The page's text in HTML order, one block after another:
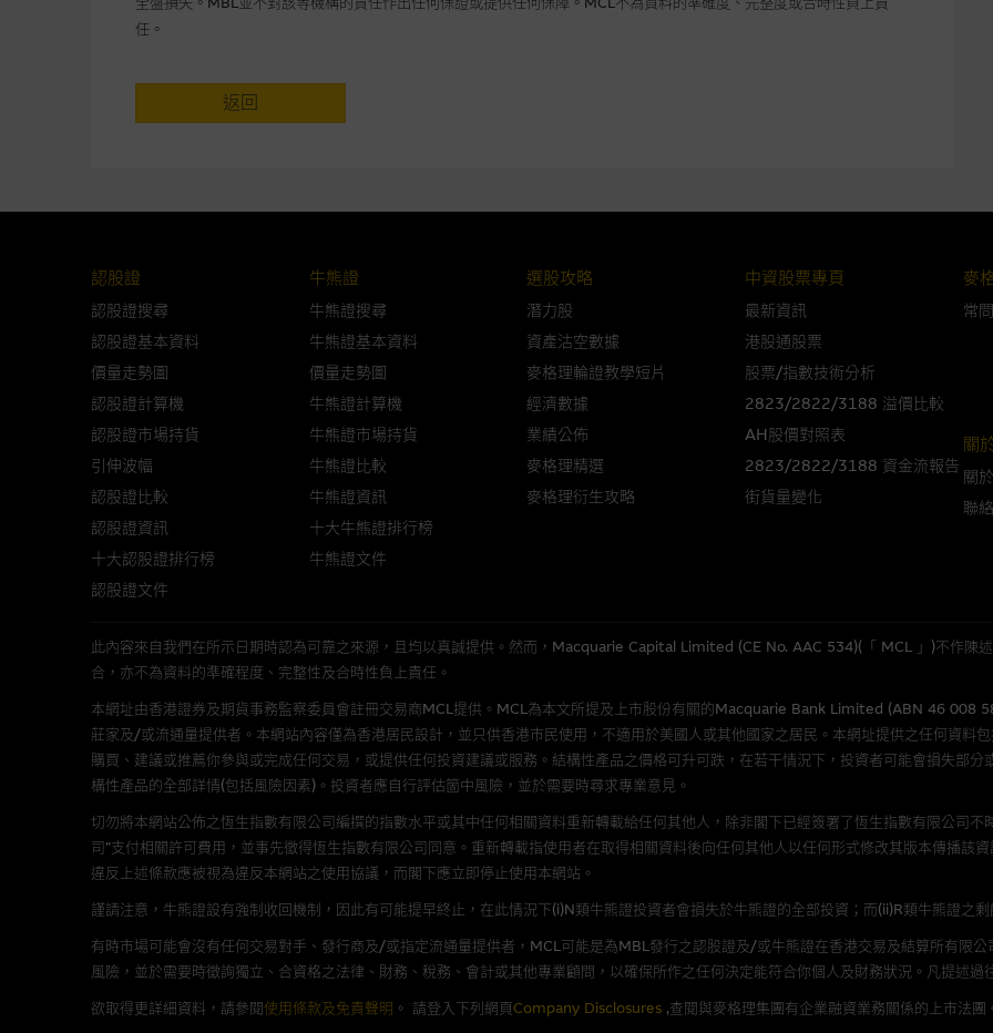
任。
返回
結構性產品並無抵押品，如發行人無力償債或違約，投資者可能無法收回部份或全部應收款項。結構性產品價
損失全部投資；而(ii)R類牛熊證之剩餘價值則可能為零。
本網站或載有連接非由麥格理集團管理的網站的連結。此等連結純為方便閣下取得更多關於市場上相關產品及
議閣下自行向本網站述及或連接的第三者查詢。此外，載有第三者網站的連結，不應視為該第三者推介本網站。
本網站雖連接第三者管理的網站，但麥格理集團並非授權網站瀏覽者複製此等網站的任何內容，因該等內容可
經由本網站接觸到的軟件應用
在法律容許的所有範圍內，麥格理集團概不承擔經由本網站使用或下載任何軟件(不論是否屬於第三者)而引起
不作任何聲明，也不提供任何保證，特別是在法律容許的所有範圍內，概不負責經由本網站使用或下載任何軟
病毒或任何其他後果所導致的任何損失(包括但不限於數據遺失、業務運作受干擾及盈利虧損)。
就有關MBL每次發行之認股證及/或牛熊證而言，認股證及/或牛熊證之條款及條件以及發行商的財務與其他資
補充上市文件內。該等文件之英文版及中譯版見於本網站。
版權及商標
麥格理集團為本網站內容的版權持有人或獲准使用者。除非瀏覽內容所需或為法律容許，閣下在獲得麥格理集
編、上載、連結、組幀、廣播、發放或以任何其他形式傳遞本網站的內容。
認股證
認股證搜尋
認股證基本資料
價量走勢圖
認股證計算機
認股證市場持貨
引伸波幅
認股證比較
認股證資訊
十大認股證排行榜
認股證文件
牛熊證
牛熊證搜尋
牛熊證基本資料
價量走勢圖
牛熊證計算機
牛熊證市場持貨
牛熊證比較
牛熊證資訊
十大牛熊證排行榜
牛熊證文件
選股攻略
潛力股
資產沽空數據
麥格理輪證教學短片
經濟數據
業績公佈
麥格理精選
麥格理衍生攻略
中資股票專頁
最新資訊
港股通股票
股票/指數技術分析
2823/2822/3188 溢價比較
AH股價對照表
2823/2822/3188 資金流報告
街貨量變化
麥
常
關
關
聯
此內容來自我們在所示日期時認為可靠之來源，且均以真誠提供。然而，Macquarie Capital Limited (CE No. AAC 534)(「 MCL 」)不作陳
合，亦不為資料的準確程度、完整性及合時性負上責任。
本網址由香港證券及期貨事務監察委員會註冊交易商MCL提供。MCL為本文所提及上市股份有關的Macquarie Bank Limited (ABN 46 008
莊家及/或流通量提供者。本網站內容僅為香港居民設計，並只供香港市民使用，不適用於美國人或其他國家之居民。本網址提供之任何資料
購買、建議或推薦你參與或完成任何交易，或提供任何投資建議或服務。結構性產品之價格可升可跌，在若干情況下，投資者可能會損失部
構性產品的全部詳情(包括風險因素)。投資者應自行評估箇中風險，並於需要時尋求專業意見。
切勿將本網站公佈之恆生指數有限公司編撰的指數水平或其中任何相關資料重新轉載給任何其他人，除非閣下已經簽署了恆生指數有限公司
司”支付相關許可費用，並事先徵得恆生指數有限公司同意。重新轉載指使用者在取得相關資料後向任何其他人以任何形式修改其版本傳播該
違反上述條款應被視為違反本網站之使用協議，而閣下應立即停止使用本網站。
謹請注意，牛熊證設有強制收回機制，因此有可能提早終止，在此情況下(i)N類牛熊證投資者會損失於牛熊證的全部投資；而(ii)R類牛熊證之
有時市場可能會沒有任何交易對手、發行商及/或指定流通量提供者，MCL可能是為MBL發行之認股證及/或牛熊證在香港交易及結算所有限
風險，並於需要時徵詢獨立、合資格之法律、財務、稅務、會計或其他專業顧問，以確保所作之任何決定能符合你個人及財務狀況。凡提述
欲取得更詳細資料，請參閱使用條款及免責聲明 。 請登入下列網頁Company Disclosures ,查閱與麥格理集團有企業融資業務關係的上市法團